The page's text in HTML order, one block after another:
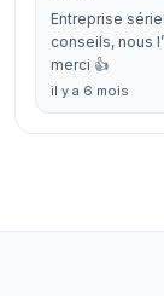
Entreprise
conseils, nous
merci 👍
il y a 6 mois